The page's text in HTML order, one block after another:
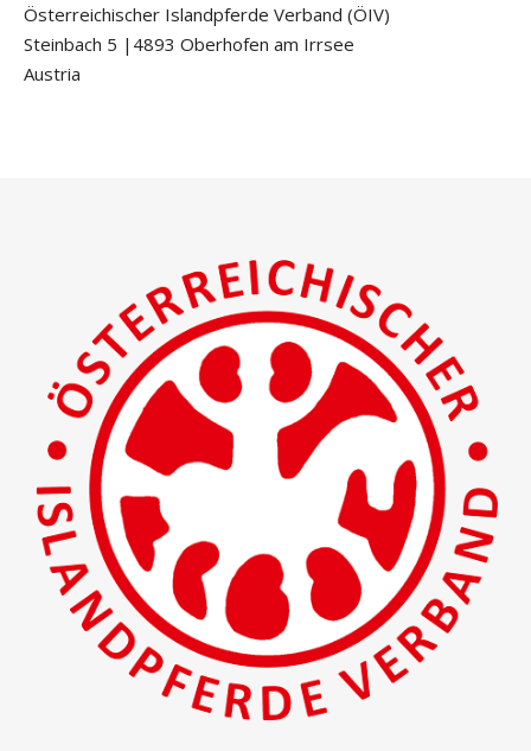
Österreichischer Islandpferde Verband (ÖIV)
Steinbach 5 |4893 Oberhofen am Irrsee
Austria